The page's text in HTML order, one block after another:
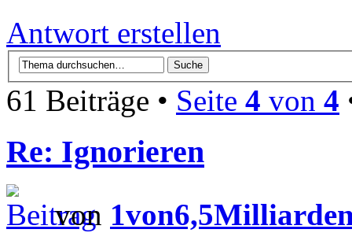
Antwort erstellen
61 Beiträge • Seite 4 von 4
Re: Ignorieren
von